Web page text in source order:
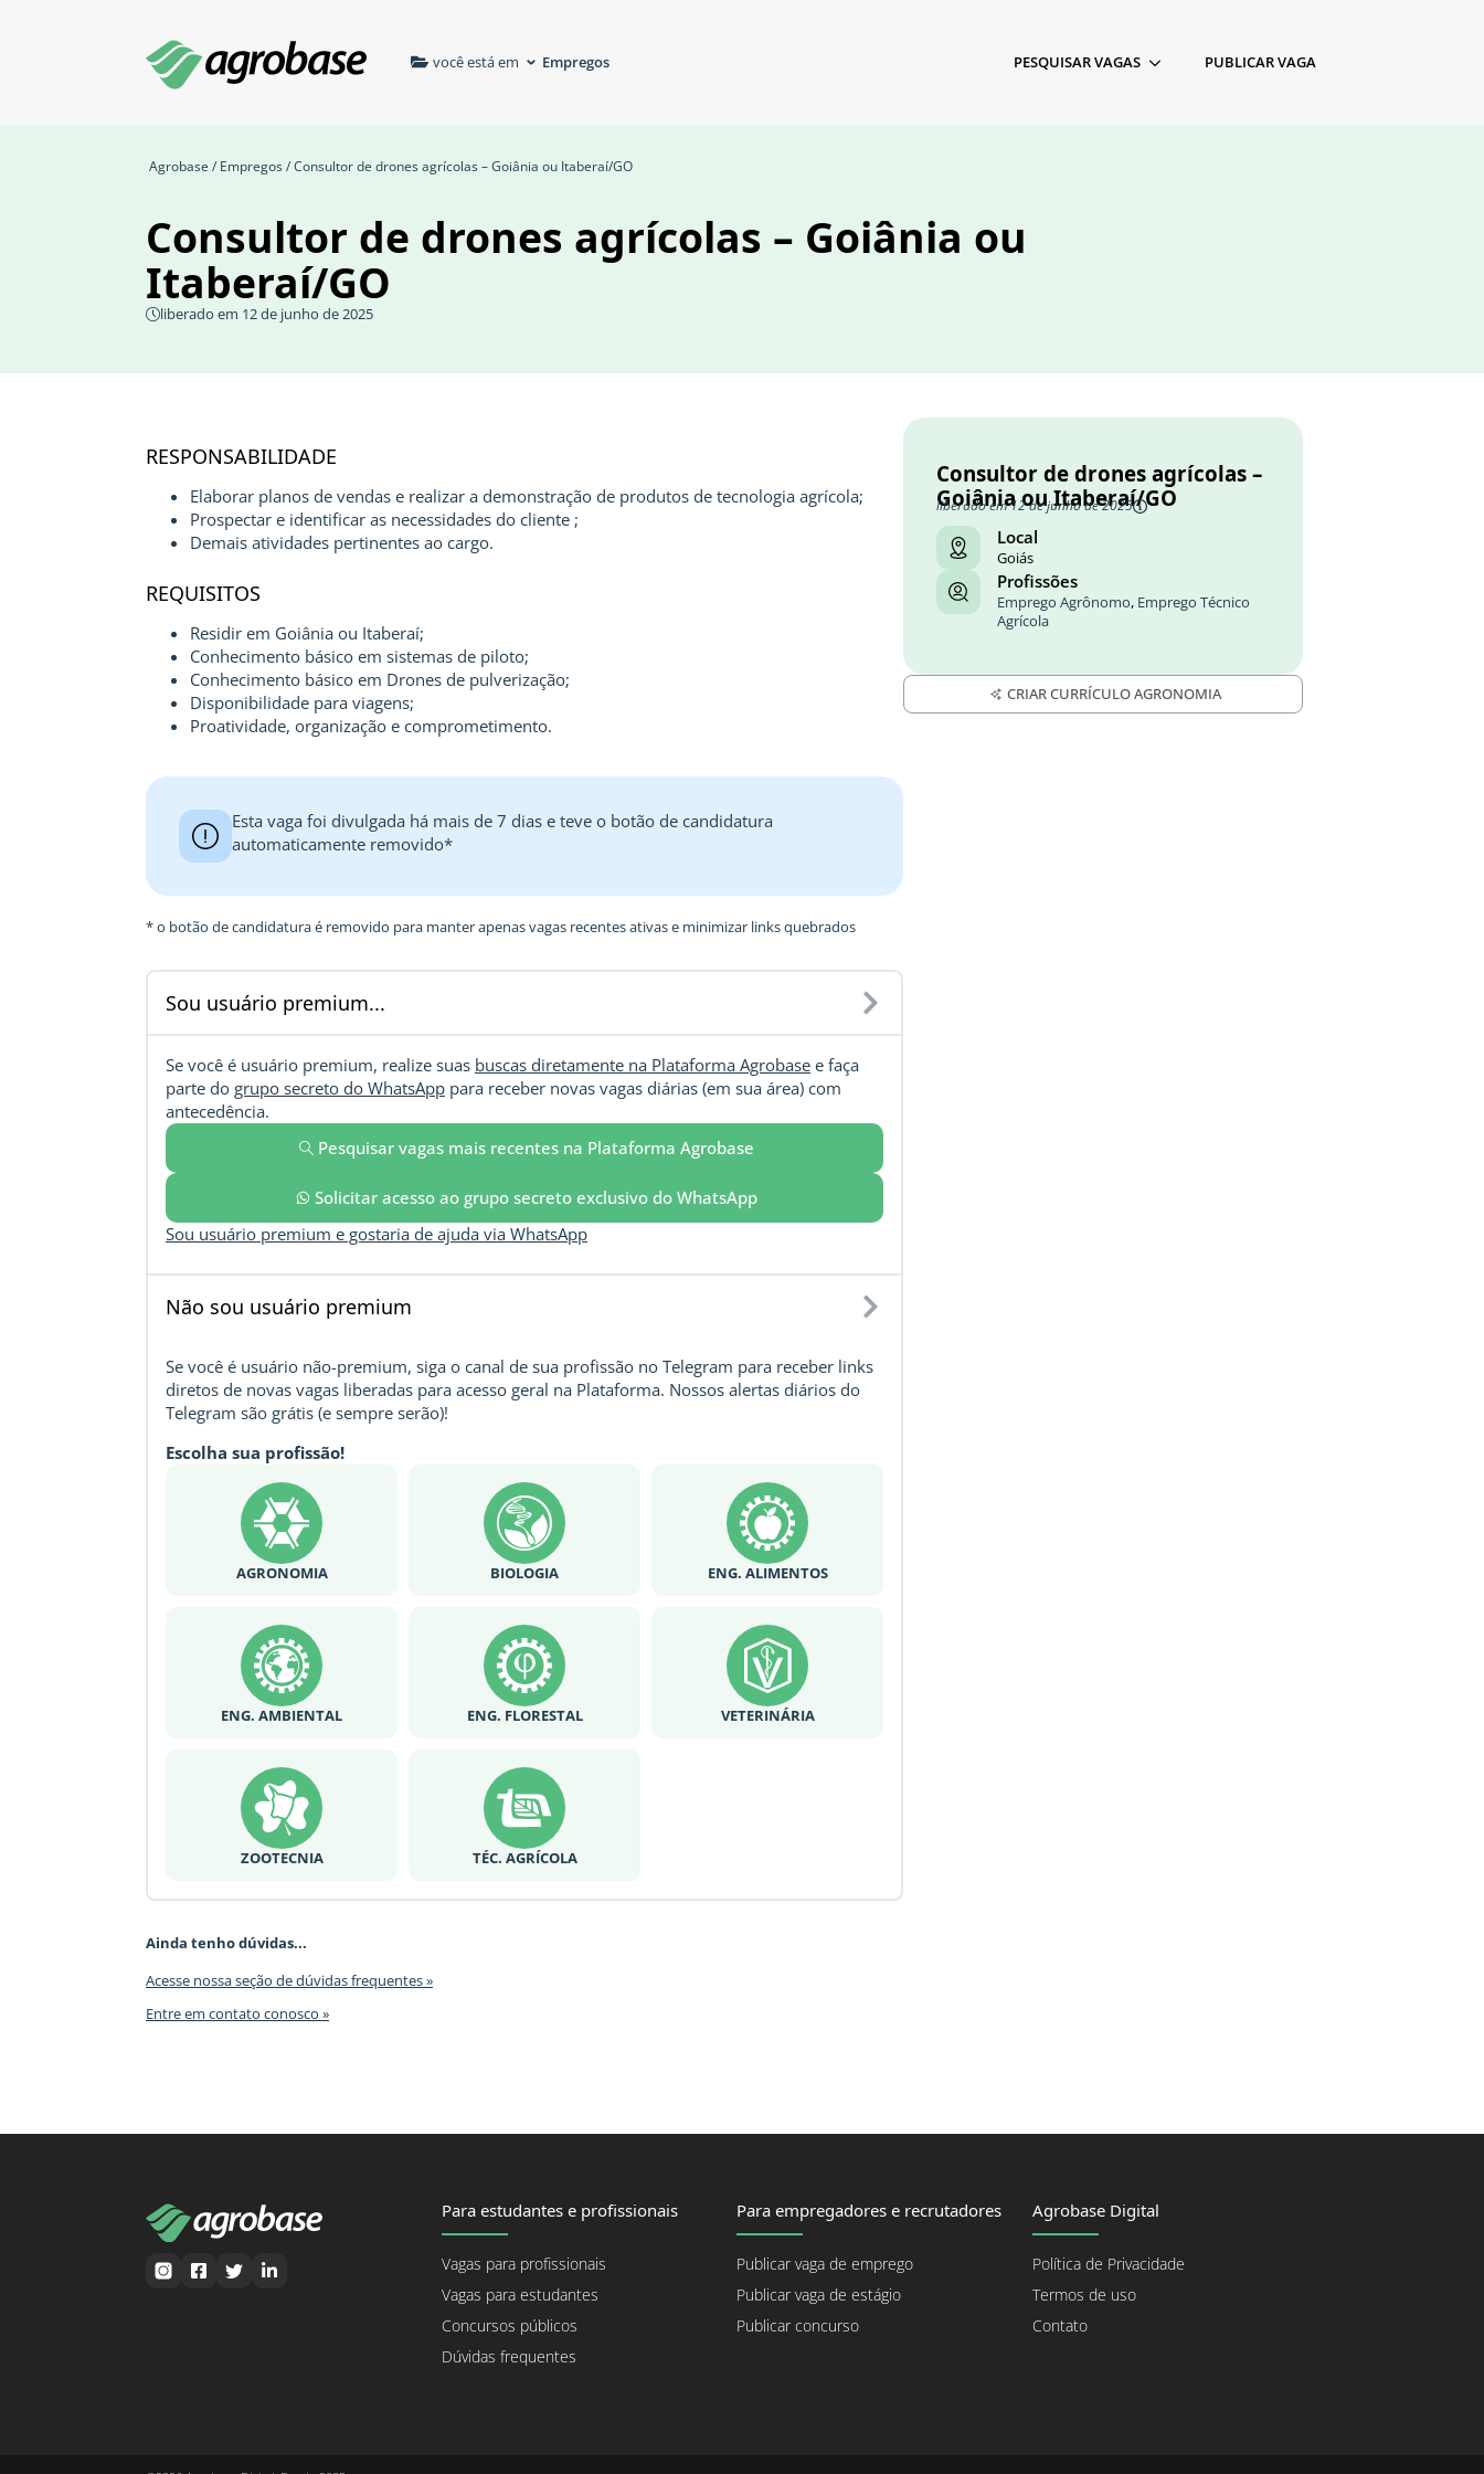
você está em Empregos PESQUISAR VAGAS PUBLICAR VAGA
Agrobase / Empregos/ Consultor de drones agrícolas – Goiânia ou Itaberaí/GO
Consultor de drones agrícolas – Goiânia ou
Itaberaí/GO
liberado em 12 de junho de 2025
RESPONSABILIDADE
Elaborar planos de vendas e realizar a demonstração de produtos de tecnologia agrícola;
Prospectar e identificar as necessidades do cliente ;
Demais atividades pertinentes ao cargo.
REQUISITOS
Residir em Goiânia ou Itaberaí;
Conhecimento básico em sistemas de piloto;
Conhecimento básico em Drones de pulverização;
Disponibilidade para viagens;
Proatividade, organização e comprometimento.
Esta vaga foi divulgada há mais de 7 dias e teve o botão de candidatura
automaticamente removido*
* o botão de candidatura é removido para manter apenas vagas recentes ativas e minimizar links quebrados
Sou usuário premium...
Se você é usuário premium, realize suas buscas diretamente na Plataforma Agrobase e faça
parte do grupo secreto do WhatsApp para receber novas vagas diárias (em sua área) com
antecedência.
Pesquisar vagas mais recentes na Plataforma Agrobase
Solicitar acesso ao grupo secreto exclusivo do WhatsApp
Sou usuário premium e gostaria de ajuda via WhatsApp
Não sou usuário premium
Se você é usuário não-premium, siga o canal de sua profissão no Telegram para receber links
diretos de novas vagas liberadas para acesso geral na Plataforma. Nossos alertas diários do
Telegram são grátis (e sempre serão)!
Escolha sua profissão!
AGRONOMIA BIOLOGIA ENG. ALIMENTOS
ENG. AMBIENTAL ENG. FLORESTAL VETERINÁRIA
ZOOTECNIA TÉC. AGRÍCOLA
Ainda tenho dúvidas...
Acesse nossa seção de dúvidas frequentes »
Entre em contato conosco »
Consultor de drones agrícolas –
Goiânia ou Itaberaí/GO
liberado em 12 de junho de 2025
Local
Goiás
Profissões
Emprego Agrônomo, Emprego Técnico
Agrícola
CRIAR CURRÍCULO AGRONOMIA
Para estudantes e profissionais
Vagas para profissionais
Vagas para estudantes
Concursos públicos
Dúvidas frequentes
Para empregadores e recrutadores
Publicar vaga de emprego
Publicar vaga de estágio
Publicar concurso
Agrobase Digital
Política de Privacidade
Termos de uso
Contato